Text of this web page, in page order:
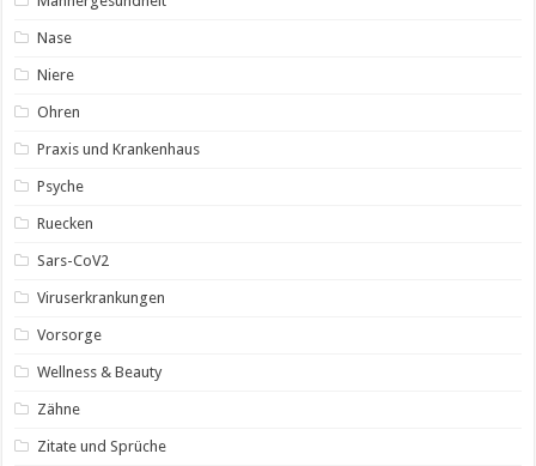
Nase
Niere
Ohren
Praxis und Krankenhaus
Psyche
Ruecken
Sars-CoV2
Viruserkrankungen
Vorsorge
Wellness & Beauty
Zähne
Zitate und Sprüche